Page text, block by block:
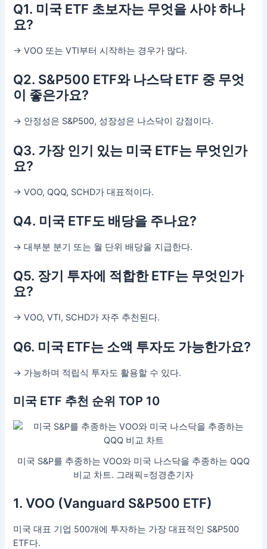
Q1. 미국 ETF 초보자는 무엇을 사야 하나
요?
→ VOO 또는 VTI부터 시작하는 경우가 많다.
Q2. S&P500 ETF와 나스닥 ETF 중 무엇
이 좋은가요?
→ 안정성은 S&P500, 성장성은 나스닥이 강점이다.
Q3. 가장 인기 있는 미국 ETF는 무엇인가
요?
→ VOO, QQQ, SCHD가 대표적이다.
Q4. 미국 ETF도 배당을 주나요?
→ 대부분 분기 또는 월 단위 배당을 지급한다.
Q5. 장기 투자에 적합한 ETF는 무엇인가
요?
→ VOO, VTI, SCHD가 자주 추천된다.
Q6. 미국 ETF는 소액 투자도 가능한가요?
→ 가능하며 적립식 투자도 활용할 수 있다.
미국 ETF 추천 순위 TOP 10
미국 S&P를 추종하는 VOO와 미국 나스닥을 추종하는 QQQ
비교 차트. 그래픽=정경춘기자
1. VOO (Vanguard S&P500 ETF)
미국 대표 기업 500개에 투자하는 가장 대표적인 S&P500
ETF다.